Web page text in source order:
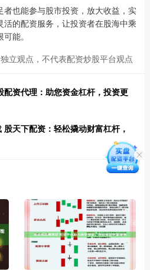
也能参与股市投资，放大收益，实
的配资服务，让投资者在股海中乘
能。
立观点，不代表配资炒股平台观点
配资代理：助您资金杠杆，投资更
天下配资：轻松撬动财富杠杆，